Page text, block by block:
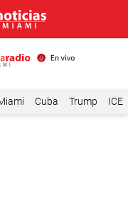
Cuba Trump ICE